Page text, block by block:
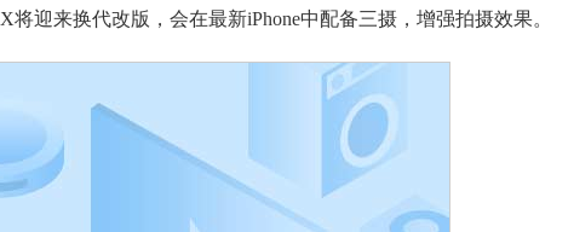
X将迎来换代改版，会在最新iPhone中配备三摄，增强拍摄效果。